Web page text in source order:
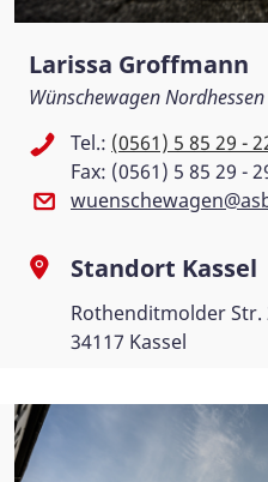
Larissa Groffmann
Wünschewagen Nordhessen
Tel.: (0561) 5 85 29 -
Fax: (0561) 5 85 29 -
Standort Kassel
Rothenditmolder Str.
34117 Kassel